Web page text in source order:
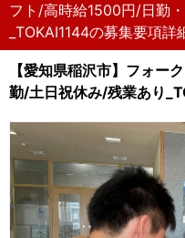
フト/高時給1500円/日勤
_TOKAI1144の募集要項詳
【愛知県稲沢市】フォー
勤/土日祝休み/残業あり